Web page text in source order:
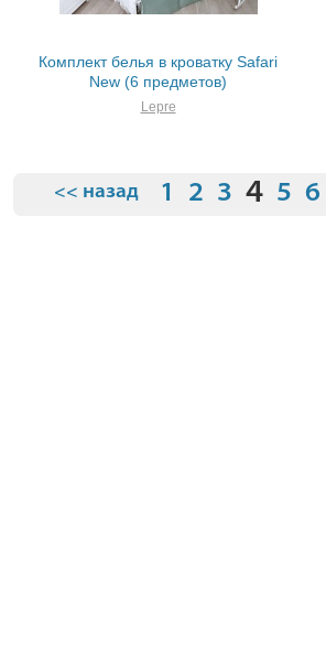
Комплект белья в кроватку Safari
New (6 предметов)
Lepre
<< назад 1 2 3 4 5 6